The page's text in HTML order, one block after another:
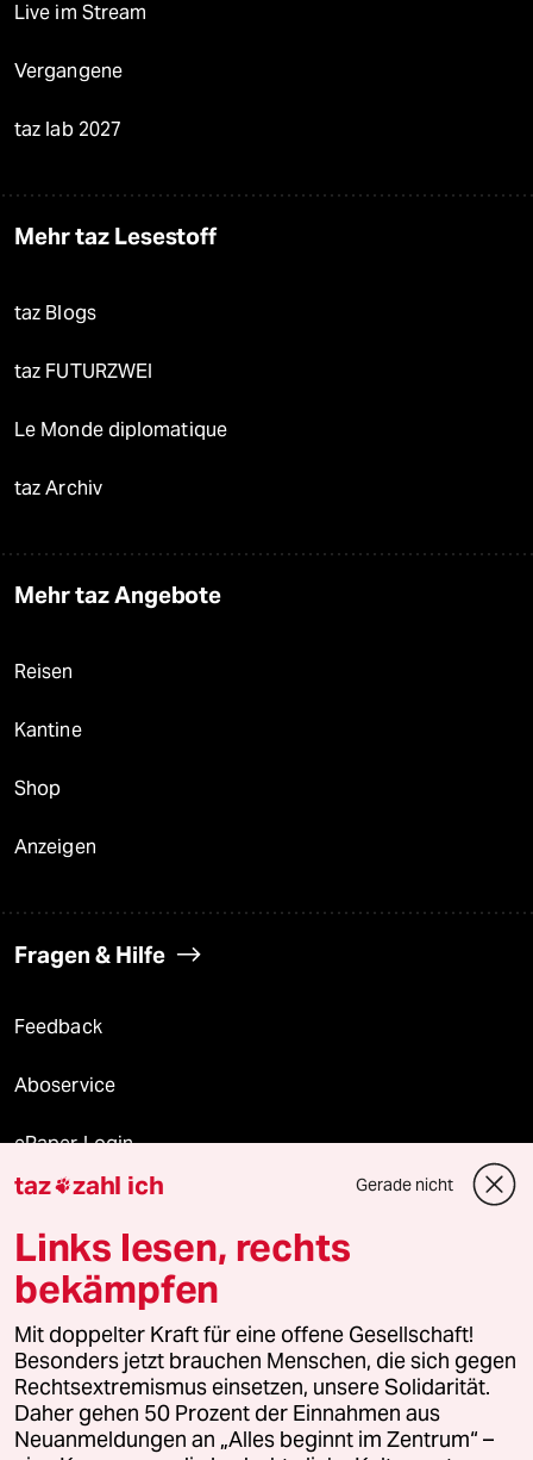
Live im Stream
Vergangene
taz lab 2027
Mehr taz Lesestoff
taz Blogs
taz FUTURZWEI
Le Monde diplomatique
taz Archiv
Mehr taz Angebote
Reisen
Kantine
Shop
Anzeigen
Fragen & Hilfe
Feedback
Aboservice
ePaper Login
Downloads für Abonnierende
© 2026 taz Verlags und Vertriebs GmbH
Alle Rechte vorbehalten. Bei rechtlichen Fragen oder für Genehmigungen
wenden Sie sich bitte an lizenzen@taz.de
Feedback Redaktionsstatut Kommune-Richtlinien
taz zahl ich Gerade nicht
Links lesen, rechts
bekämpfen
Mit doppelter Kraft für eine offene Gesellschaft!
Besonders jetzt brauchen Menschen, die sich gegen
Rechtsextremismus einsetzen, unsere Solidarität.
Daher gehen 50 Prozent der Einnahmen aus
Neuanmeldungen an „Alles beginnt im Zentrum“ –